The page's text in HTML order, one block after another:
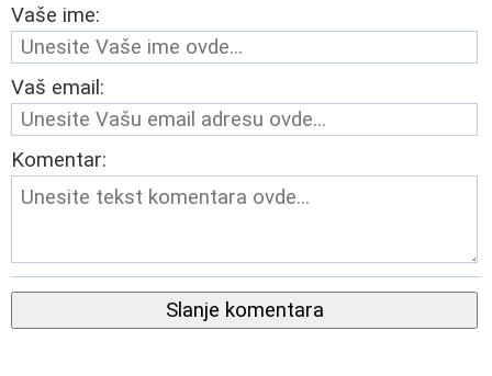
Vaše ime:
Vaš email:
Komentar:
Slanje komentara